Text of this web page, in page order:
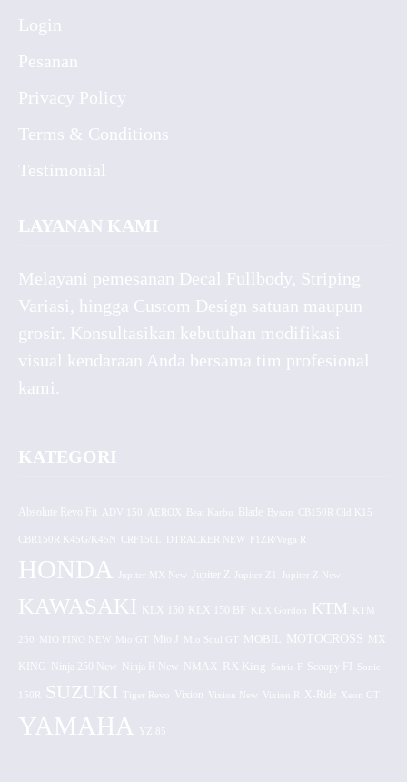
Login
Pesanan
Privacy Policy
Terms & Conditions
Testimonial
LAYANAN KAMI
Melayani pemesanan Decal Fullbody, Striping
Variasi, hingga Custom Design satuan maupun
grosir. Konsultasikan kebutuhan modifikasi
visual kendaraan Anda bersama tim profesional
kami.
KATEGORI
Absolute Revo Fit ADV 150 AEROX CB150R Old K15
CBR150R K45G/K45N CRF150L DTRACKER NEW F1ZR/Vega R
HONDA Jupiter MX New Jupiter Z
KAWASAKI KLX 150 KLX 150 BF KLX Gordon KTM KTM
250 MIO FINO NEW Mio GT Mio J Mio Soul GT MOBIL MOTOCROSS MX
KING Ninja 250 New Ninja R New NMAX RX King Satria F Scoopy FI Sonic
150R SUZUKI Tiger Revo Vixion Vixion New Vixion R X-Ride Xeon GT
YAMAHA YZ 85